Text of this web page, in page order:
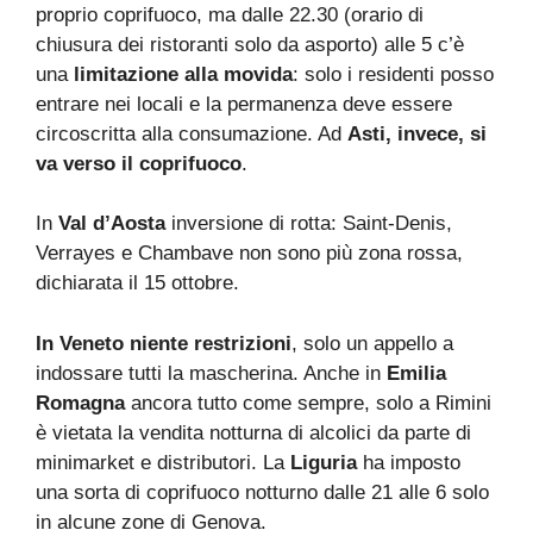
proprio coprifuoco, ma dalle 22.30 (orario di
chiusura dei ristoranti solo da asporto) alle 5 c’è
una limitazione alla movida: solo i residenti posso
entrare nei locali e la permanenza deve essere
circoscritta alla consumazione. Ad Asti, invece, si
va verso il coprifuoco.
In Val d’Aostainversione di rotta: Saint-Denis,
Verrayes e Chambave non sono più zona rossa,
dichiarata il 15 ottobre.
In Veneto niente restrizioni, solo un appello a
indossare tutti la mascherina. Anche in Emilia
Romagnaancora tutto come sempre, solo a Rimini
è vietata la vendita notturna di alcolici da parte di
minimarket e distributori. La Liguria ha imposto
una sorta di coprifuoco notturno dalle 21 alle 6 solo
in alcune zone di Genova.